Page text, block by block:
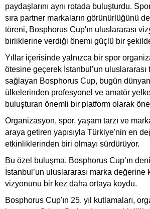
paydaşlarını aynı rotada buluşturdu.
sıra partner markaların görünürlüğünü
töreni, Bosphorus Cup'ın uluslararası
birliklerine verdiği önemi güçlü bir
Yıllar içerisinde yalnızca bir spor
ötesine geçerek İstanbul’un uluslararası
sağlayan Bosphorus Cup, bugün
ülkelerinden profesyonel ve amatör
buluşturan önemli bir platform olarak öne
Organizasyon, spor, yaşam tarzı ve
araya getiren yapısıyla Türkiye'nin en
etkinliklerinden biri olmayı sürdürüyor.
Bu özel buluşma, Bosphorus Cup’ın
İstanbul’un uluslararası marka değerine
vizyonunu bir kez daha ortaya koydu.
Bosphorus Cup'ın 25. yıl kutlamaları,